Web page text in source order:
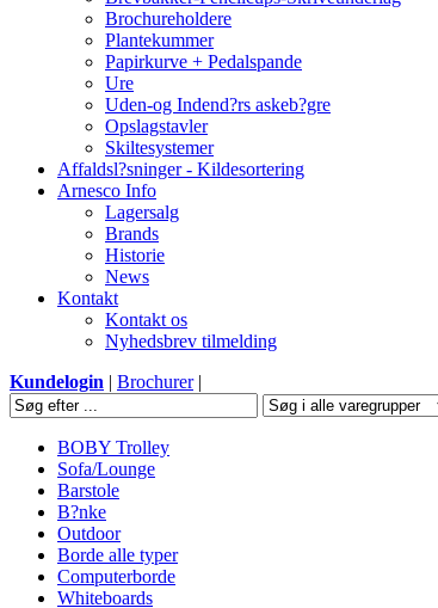
Brochureholdere
Plantekummer
Papirkurve + Pedalspande
Ure
Uden-og Indend?rs askeb?gre
Opslagstavler
Skiltesystemer
Affaldsl?sninger - Kildesortering
Arnesco Info
Lagersalg
Brands
Historie
News
Kontakt
Kontakt os
Nyhedsbrev tilmelding
Kundelogin | Brochurer|
BOBY Trolley
Sofa/Lounge
Barstole
B?nke
Outdoor
Borde alle typer
Computerborde
Whiteboards